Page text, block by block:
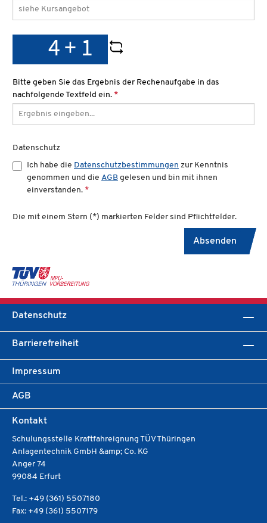
Bitte geben Sie das Ergebnis der Rechenaufgabe in das
nachfolgende Textfeld ein. *
Datenschutz
Ich habe die Datenschutzbestimmungen zur Kenntnis
genommen und die AGB gelesen und bin mit ihnen
einverstanden. *
Die mit einem Stern (*) markierten Felder sind Pflichtfelder.
Absenden
Datenschutz
Barrierefreiheit
Impressum
AGB
Kontakt
Schulungsstelle Kraftfahreignung TÜV Thüringen
Anlagentechnik GmbH &amp; Co. KG
Anger 74
99084 Erfurt
Tel.: +49 (361) 5507180
Fax: +49 (361) 5507179